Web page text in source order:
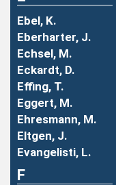
Ebel, K.
Eberharter, J.
Echsel, M.
Eckardt, D.
Effing, T.
Eggert, M.
Ehresmann, M.
Eltgen, J.
Evangelisti, L.
F